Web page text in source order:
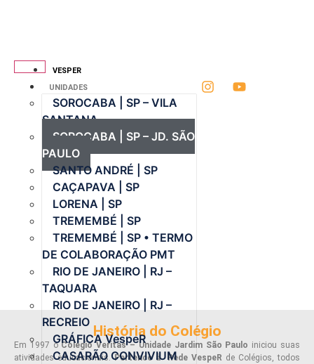
VESPER
UNIDADES
SOROCABA | SP – VILA
SANTANA
SOROCABA | SP – JD. SÃO
PAULO
SANTO ANDRÉ | SP
CAÇAPAVA | SP
LORENA | SP
TREMEMBÉ | SP
TREMEMBÉ | SP • TERMO
DE COLABORAÇÃO PMT
RIO DE JANEIRO | RJ –
TAQUARA
RIO DE JANEIRO | RJ –
RECREIO
GRÁFICA VespeR
CASARÃO CONVIVIUM
História do Colégio
Em 1997 o Colégio Veritas – Unidade Jardim São Paulo iniciou suas
atividades educacionais.Pertence à Rede VespeR de Colégios, todos